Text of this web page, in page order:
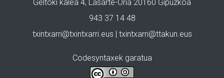
Geltoki kalea 4, Lasarte-Oria 20160 Gipuzkoa
943 37 14 48
txintxarri@txintxarri.eus | txintxarri@ttakun.eus
Codesyntaxek garatua